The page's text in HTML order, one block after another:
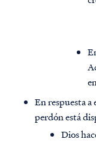
En respuesta a
perdón está
Dios